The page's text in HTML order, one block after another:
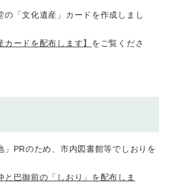
「文化遺産」カードを作成しまし
カードを配布します】 をご覧くださ
PRのため、市内図書館等でしおりを
と巴御前の「しおり」を配布しま